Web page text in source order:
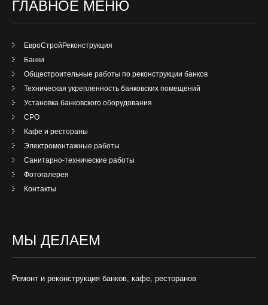
ГЛАВНОЕ МЕНЮ
ЕвроСтройРеконструкция
Банки
Общестроительные работы по реконструкции банков
Техническая укрепленность банковских помещений
Установка банковского оборудования
СРО
Кафе и рестораны
Электромонтажные работы
Санитарно-технические работы
Фотогалерея
Контакты
МЫ ДЕЛАЕМ
Ремонт и реконструкция банков, кафе, ресторанов